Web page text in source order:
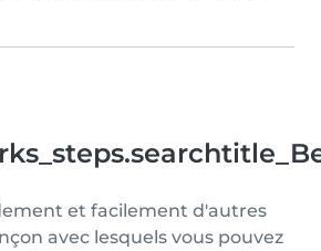
et facilement d'autres
avec lesquels vous pouvez